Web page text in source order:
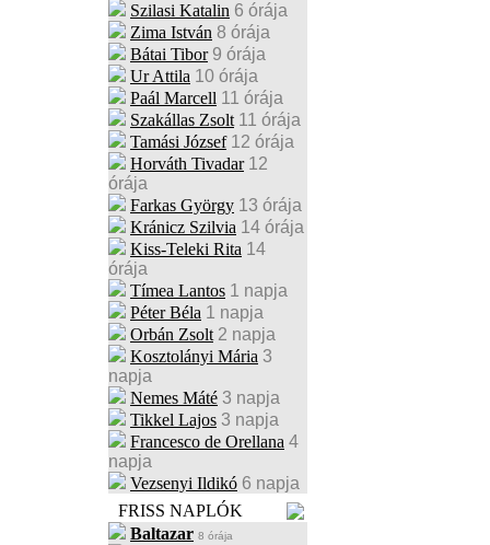
Szilasi Katalin 6 órája
Zima István 8 órája
Bátai Tibor 9 órája
Ur Attila 10 órája
Paál Marcell 11 órája
Szakállas Zsolt 11 órája
Tamási József 12 órája
Horváth Tivadar 12
órája
Farkas György 13 órája
Kránicz Szilvia 14 órája
Kiss-Teleki Rita 14
órája
Tímea Lantos 1 napja
Péter Béla 1 napja
Orbán Zsolt 2 napja
Kosztolányi Mária 3
napja
Nemes Máté 3 napja
Tikkel Lajos 3 napja
Francesco de Orellana 4
napja
Vezsenyi Ildikó 6 napja
FRISS NAPLÓK
Baltazar 8 órája